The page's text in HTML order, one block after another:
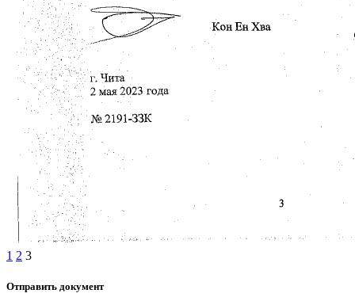
1 2 3
Отправить документ